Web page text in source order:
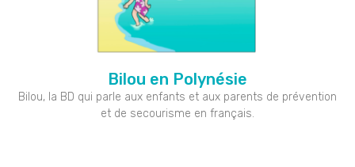
Bilou en Polynésie
Bilou, la BD qui parle aux enfants et aux parents de prévention
et de secourisme en français.